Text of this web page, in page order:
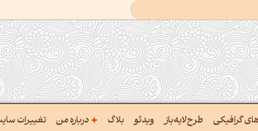
گرافیکی طرح‌لایه‌باز ویدئو بلاگ + درباره من تغییرات